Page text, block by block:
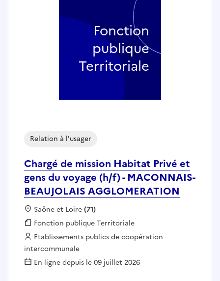
Chargé de mission Habitat Privé et
gens du voyage (h/f) - MACONNAIS-
BEAUJOLAIS AGGLOMERATION
Relation à l'usager
Localisation :
Saône et Loire(71)
Fonction publique :
Fonction publique Territoriale
Employeur :
Etablissements publics de coopération
intercommunale
En ligne depuis le 09 juillet 2026
Fonction
publique
Territoriale